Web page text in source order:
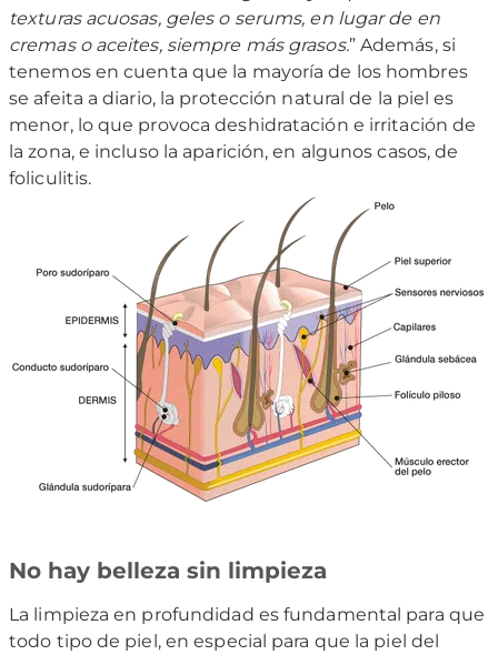
texturas acuosas, geles o serums, en lugar de en
cremas o aceites, siempre más grasos.” Además, si
tenemos en cuenta que la mayoría de los hombres
se afeita a diario, la protección natural de la piel es
menor, lo que provoca deshidratación e irritación de
la zona, e incluso la aparición, en algunos casos, de
foliculitis.
No hay belleza sin limpieza
La limpieza en profundidad es fundamental para que
todo tipo de piel, en especial para que la piel del